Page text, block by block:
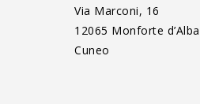
Via Marconi, 16
12065 Monforte d’Alba
Cuneo